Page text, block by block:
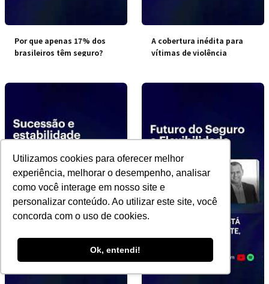
Utilizamos cookies para oferecer melhor
experiência, melhorar o desempenho, analisar
como você interage em nosso site e
personalizar conteúdo. Ao utilizar este site, você
concorda com o uso de cookies.
Ok, entendi!
Por que apenas 17% dos
brasileiros têm seguro?
A cobertura inédita para
vítimas de violência